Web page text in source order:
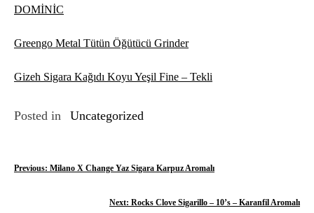
DOMİNİC
Greengo Metal Tütün Öğütücü Grinder
Gizeh Sigara Kağıdı Koyu Yeşil Fine – Tekli
Posted in Uncategorized
Y
Previous: Milano X Change Yaz Sigara Karpuz Aromalı
Next: Rocks Clove Sigarillo – 10’s – Karanfil Aromalı